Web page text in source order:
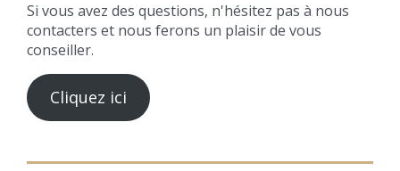
Si vous avez des questions, n'hésitez pas à nous
contacters et nous ferons un plaisir de vous
conseiller.
Cliquez ici